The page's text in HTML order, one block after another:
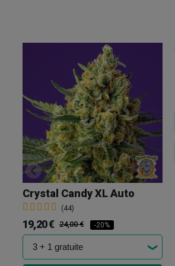
Crystal Candy XL Auto
(44)
19,20 € 24,00 € -20%